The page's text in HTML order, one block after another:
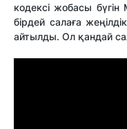
кодексі жобасы
бірдей салаға
айтылды. Ол қандай